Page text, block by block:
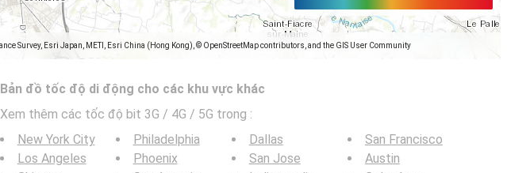
Survey, Esri Japan, METI, Esri China (Hong Kong), © OpenStreetMap contributors, and the GIS User Community
Bản đồ tốc độ di động cho các khu vực khác
Xem thêm các tốc độ bit 3G / 4G / 5G trong :
New York City
Los Angeles
Philadelphia
Phoenix
Dallas
San Jose
San Francisco
Austin